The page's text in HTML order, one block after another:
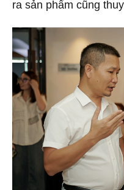
ra sản phẩm cũng